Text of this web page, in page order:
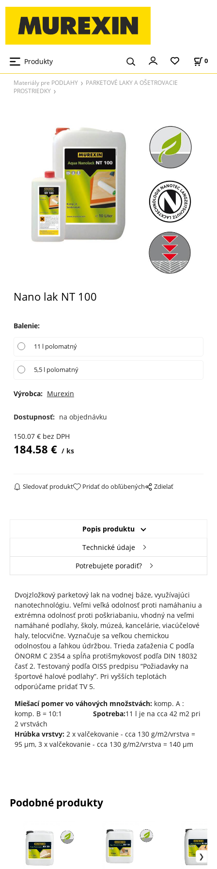
Produkty 0
Materiály pre PODLAHY
PARKETOVÉ LAKY A OŠETROVACIE
PROSTRIEDKY
Nano lak NT 100
Balenie:
11 l polomatný
5,5 l polomatný
Výrobca: Murexin
Dostupnosť: na objednávku
150.07€ bez DPH
184.58 € ks
Sledovať produkt Pridať do obľúbených Zdielať
Popis produktu
Technické údaje
Potrebujete poradiť?
Dvojzložkový parketový lak na vodnej báze, využívajúci
nanotechnológiu. Veľmi veľká odolnosť proti namáhaniu a
extrémna odolnosť proti poškriabaniu, vhodný na veľmi
namáhané podlahy, školy, múzeá, kancelárie, viacúčelové
haly, telocvične. Vyznačuje sa veľkou chemickou
odolnosťou a ľahkou údržbou. Trieda zaťaženia C podľa
ÖNORM C 2354 a spĺňa protišmykovosť podľa DIN 18032
časť 2. Testovaný podľa OISS predpisu “Požiadavky na
športové halové podlahy”. Pri vyšších teplotách
odporúčame pridať TV 5.
Miešací pomer vo váhových množstvách:komp. A :
komp. B = 10:1 Spotreba:11 l je na cca 42 m2 pri
2 vrstvách
Hrúbka vrstvy:2 x valčekovanie - cca 130 g/m2/vrstva =
95 μm, 3 x valčekovanie - cca 130 g/m2/vrstva = 140 μm
Podobné produkty